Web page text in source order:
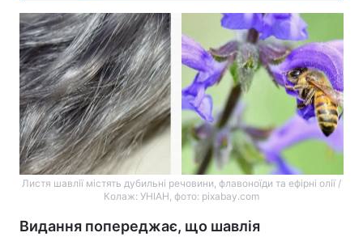
Листя шавлії містять дубильні речовини, флавоноїди та ефірні олії /
Колаж: УНІАН, фото: pixabay.com
Видання попереджає, що шавлія